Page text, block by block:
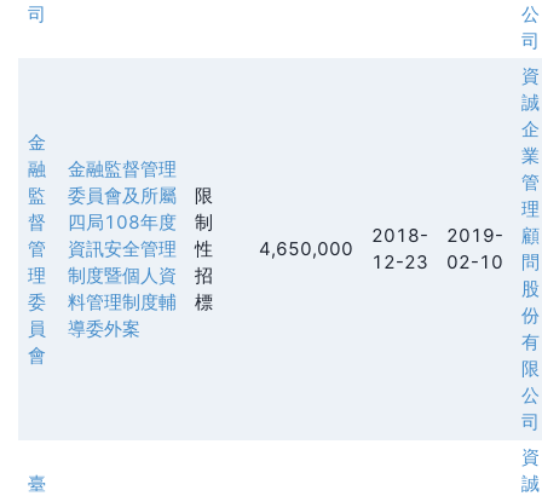
司
公
司
金
融
監
督
管
理
委
員
會
金融監督管理
委員會及所屬
四局108年度
資訊安全管理
制度暨個人資
料管理制度輔
導委外案
限
制
性
招
標
4,650,000
2018-
12-23
2019-
02-10
資
誠
企
業
管
理
顧
問
股
份
有
限
公
司
臺
資
誠